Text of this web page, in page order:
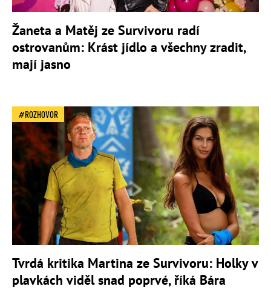
Žaneta a Matěj ze Survivoru radí
ostrovanům: Krást jídlo a všechny zradit,
mají jasno
ROZHOVOR
Tvrdá kritika Martina ze Survivoru: Holky v
plavkách viděl snad poprvé, říká Bára